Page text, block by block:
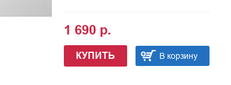
1 690 р.
КУПИТЬ В корзину